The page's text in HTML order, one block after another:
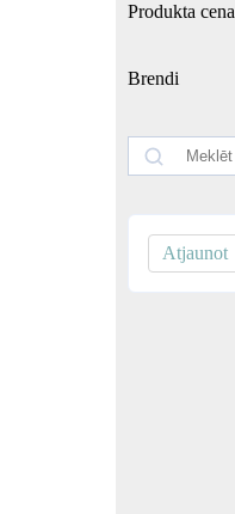
Produkta cena
Brendi
Atjaunot